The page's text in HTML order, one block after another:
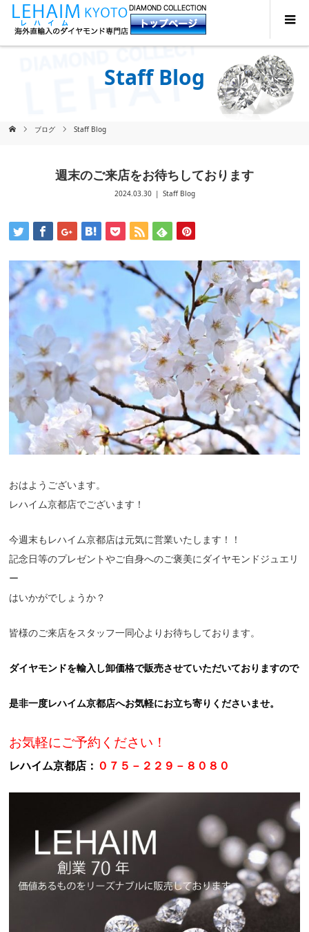
Staff Blog
ブログ Staff Blog
週末のご来店をお待ちしております
2024.03.30 Staff Blog
おはようございます。
レハイム京都店でございます！
今週末もレハイム京都店は元気に営業いたします！！
記念日等のプレゼントやご自身へのご褒美にダイヤモンドジュエリ
ー
はいかがでしょうか？
皆様のご来店をスタッフ一同心よりお待ちしております。
ダイヤモンドを輸入し卸価格で販売させていただいておりますので
是非一度レハイム京都店へお気軽にお立ち寄りくださいませ。
お気軽にご予約ください！
レハイム京都店： ０７５－２２９－８０８０